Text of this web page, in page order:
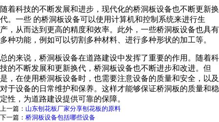
联系我们
随着科技的不断发展和进步，现代化的桥洞板设备也不断更新换
代。一些 的桥洞板设备可以使用计算机和控制系统来进行生
产，从而达到更高的精度和效率。此外，一些桥洞板设备也具有
多种功能，例如可以切割多种材料、进行多种形状的加工等。
总的来说，桥洞板设备在道路建设中发挥了重要的作用。随着科
技的不断发展和更新换代，桥洞板设备也不断进步和改进。但
是，在使用桥洞板设备时，也需要注意设备的质量和安全，以及
对于设备的日常维护和保养。这样才能够保证桥洞板的质量和稳
定性，为道路建设提供可靠的保障。
上一篇： 山东刨花板厂家分享刨花板的原料
下一篇： 桥洞板设备包括哪些设备